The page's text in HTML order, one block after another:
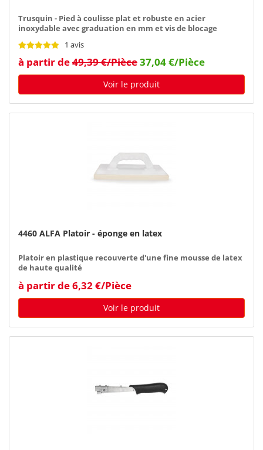
Trusquin - Pied à coulisse plat et robuste en acier
inoxydable avec graduation en mm et vis de blocage
1 avis
à partir de49,39 €/Pièce37,04 €/Pièce
Voir le produit
4460 ALFA Platoir - éponge en latex
Platoir en plastique recouverte d'une fine mousse de latex
de haute qualité
à partir de 6,32 €/Pièce
Voir le produit